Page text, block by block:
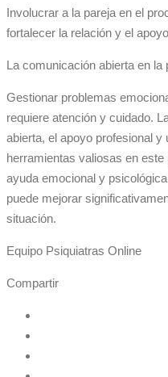
Involucrar a la pareja en el
fortalecer la relación y el
La comunicación abierta en la
Gestionar problemas
requiere atención y cuidado.
abierta, el apoyo profesional
herramientas valiosas en
ayuda emocional y
puede mejorar
situación.
Equipo Psiquiatras Online
Compartir